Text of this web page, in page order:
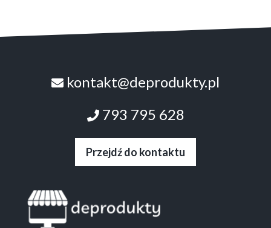
kontakt@deprodukty.pl
793 795 628
Przejdź do kontaktu